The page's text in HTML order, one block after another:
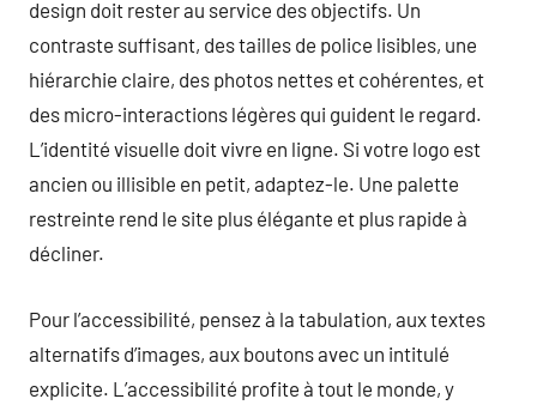
design doit rester au service des objectifs. Un
contraste suffisant, des tailles de police lisibles, une
hiérarchie claire, des photos nettes et cohérentes, et
des micro-interactions légères qui guident le regard.
L’identité visuelle doit vivre en ligne. Si votre logo est
ancien ou illisible en petit, adaptez-le. Une palette
restreinte rend le site plus élégante et plus rapide à
décliner.
Pour l’accessibilité, pensez à la tabulation, aux textes
alternatifs d’images, aux boutons avec un intitulé
explicite. L’accessibilité profite à tout le monde, y